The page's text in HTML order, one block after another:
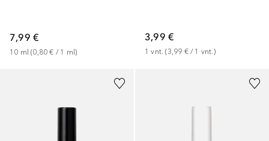
7,99 €
10 ml (0,80 € / 1 ml)
3,99 €
1 vnt. (3,99 € / 1 vnt.)
+5